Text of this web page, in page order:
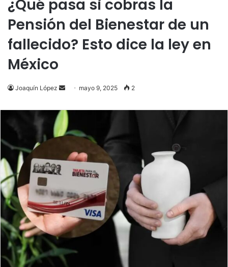
¿Qué pasa si cobras la
Pensión del Bienestar de un
fallecido? Esto dice la ley en
México
Joaquín López
Send
email
mayo 9, 2025 2